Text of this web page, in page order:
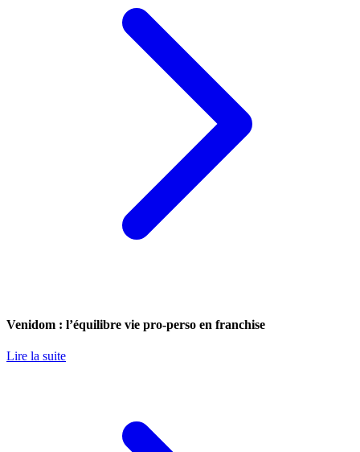
Venidom : l’équilibre vie pro-perso en franchise
Lire la suite